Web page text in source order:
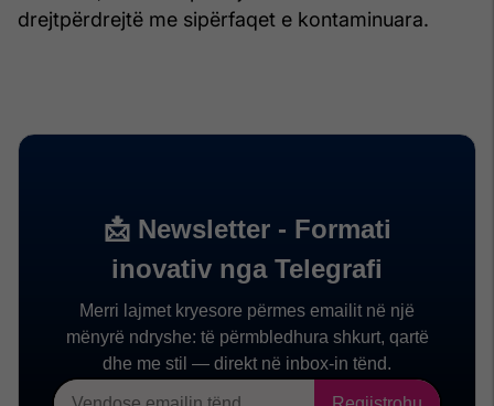
drejtpërdrejtë me sipërfaqet e kontaminuara.